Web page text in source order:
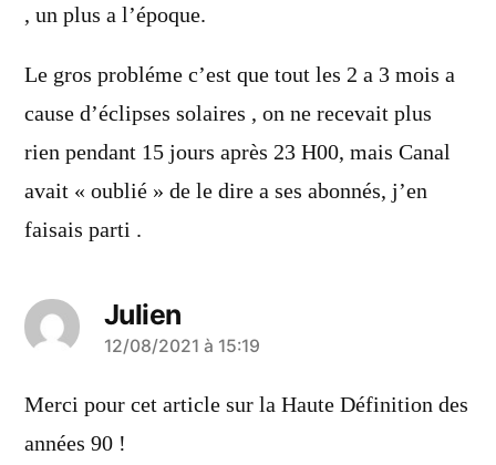
, un plus a l’époque.
Le gros probléme c’est que tout les 2 a 3 mois a
cause d’éclipses solaires , on ne recevait plus
rien pendant 15 jours après 23 H00, mais Canal
avait « oublié » de le dire a ses abonnés, j’en
faisais parti .
Julien
a
dit :
12/08/2021 à 15:19
Merci pour cet article sur la Haute Définition des
années 90 !